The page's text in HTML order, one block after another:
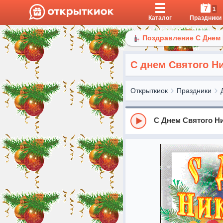
Каталог
7 1
Праздники
Поздравление С
С днем Святого
Открыткиок Праздники
C Днем Святого